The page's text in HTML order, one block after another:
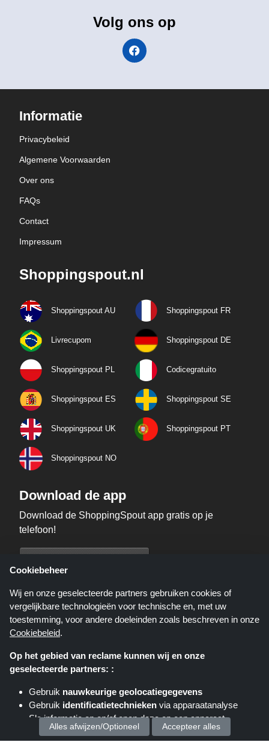
Volg ons op
Informatie
Privacybeleid
Algemene Voorwaarden
Over ons
FAQs
Contact
Impressum
Shoppingspout.nl
Shoppingspout AU Shoppingspout FR
Livrecupom Shoppingspout DE
Shoppingspout PL Codicegratuito
Shoppingspout ES Shoppingspout SE
Shoppingspout UK Shoppingspout PT
Shoppingspout NO
Download de app
Download de ShoppingSpout app gratis op je
telefoon!
Shoppingspout.nl is een website die u deals, kortingen en kortingscodes
biedt; deze deals of aanbiedingen worden beschikbaar gesteld door
verschillende affiliate netwerken. Shoppingspout.nl of zijn medewerkers
maken geen deel uit van het bestelproces wanneer u een bestelling plaatst
Cookiebeheer
Wij en onze geselecteerde partners gebruiken cookies of
vergelijkbare technologieën voor technische en, met uw
toestemming, voor andere doeleinden zoals beschreven in onze
Cookiebeleid.
Op het gebied van reclame kunnen wij en onze
geselecteerde partners: :
Gebruik nauwkeurige geolocatiegegevens
Gebruik identificatietechnieken via apparaatanalyse
Sla informatie op en/of open deze op een apparaat
Wij verwerken uw persoonsgegevens voor :
Alles afwijzen/Optioneel Accepteer alles